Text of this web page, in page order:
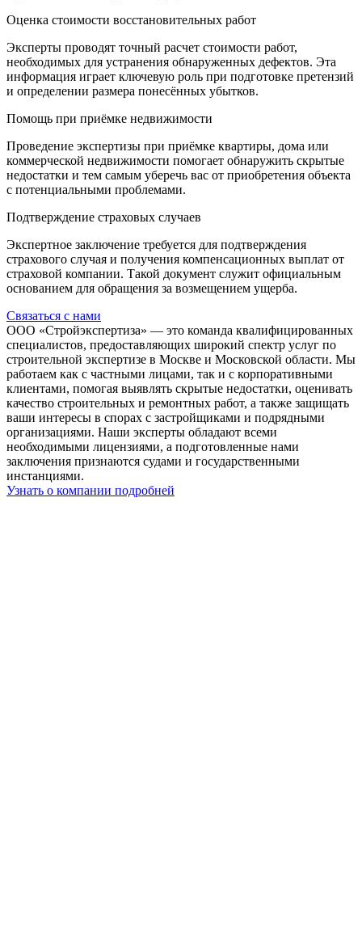
Оценка стоимости восстановительных работ
Эксперты проводят точный расчет стоимости работ,
необходимых для устранения обнаруженных дефектов. Эта
информация играет ключевую роль при подготовке претензий
и определении размера понесённых убытков.
Помощь при приёмке недвижимости
Проведение экспертизы при приёмке квартиры, дома или
коммерческой недвижимости помогает обнаружить скрытые
недостатки и тем самым уберечь вас от приобретения объекта
с потенциальными проблемами.
Подтверждение страховых случаев
Экспертное заключение требуется для подтверждения
страхового случая и получения компенсационных выплат от
страховой компании. Такой документ служит официальным
основанием для обращения за возмещением ущерба.
Связаться с нами
ООО «Стройэкспертиза» — это команда квалифицированных
специалистов, предоставляющих широкий спектр услуг по
строительной экспертизе в Москве и Московской области. Мы
работаем как с частными лицами, так и с корпоративными
клиентами, помогая выявлять скрытые недостатки, оценивать
качество строительных и ремонтных работ, а также защищать
ваши интересы в спорах с застройщиками и подрядными
организациями. Наши эксперты обладают всеми
необходимыми лицензиями, а подготовленные нами
заключения признаются судами и государственными
инстанциями.
Узнать о компании подробней